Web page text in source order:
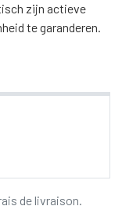
zijn actieve
te garanderen.
de livraison.